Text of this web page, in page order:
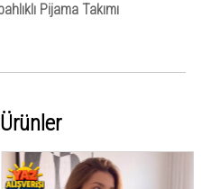
Pijama Takımı